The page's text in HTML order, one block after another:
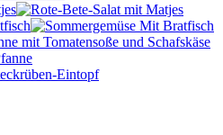
mit Tomatensoße und Schafskäse